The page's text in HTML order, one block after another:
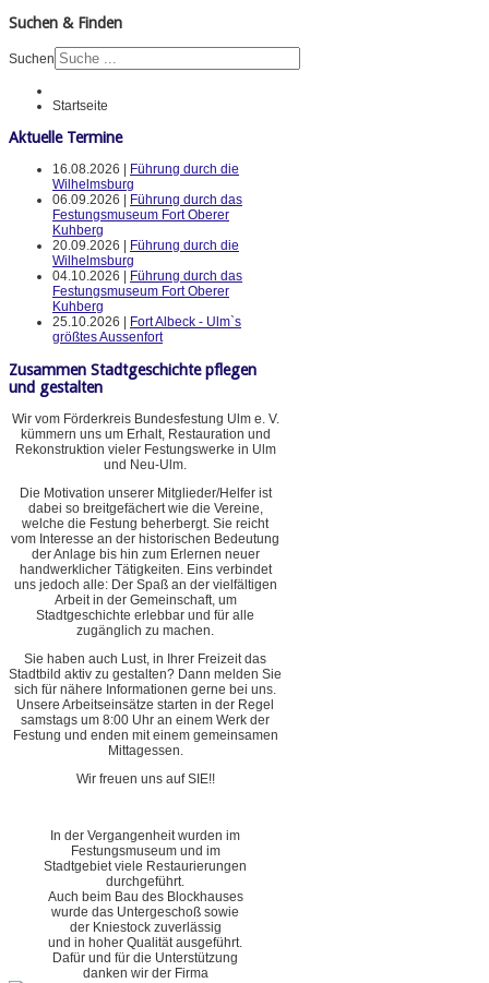
Suchen & Finden
Suchen
Startseite
Aktuelle Termine
16.08.2026 |
Führung durch die
Wilhelmsburg
06.09.2026 |
Führung durch das
Festungsmuseum Fort Oberer
Kuhberg
20.09.2026 |
Führung durch die
Wilhelmsburg
04.10.2026 |
Führung durch das
Festungsmuseum Fort Oberer
Kuhberg
25.10.2026 |
Fort Albeck - Ulm`s
größtes Aussenfort
Zusammen Stadtgeschichte pflegen
und gestalten
Wir vom Förderkreis Bundesfestung Ulm e. V.
kümmern uns um Erhalt, Restauration und
Rekonstruktion vieler Festungswerke in Ulm
und Neu-Ulm.
Die Motivation unserer Mitglieder/Helfer ist
dabei so breitgefächert wie die Vereine,
welche die Festung beherbergt. Sie reicht
vom Interesse an der historischen Bedeutung
der Anlage bis hin zum Erlernen neuer
handwerklicher Tätigkeiten. Eins verbindet
uns jedoch alle: Der Spaß an der vielfältigen
Arbeit in der Gemeinschaft, um
Stadtgeschichte erlebbar und für alle
zugänglich zu machen.
Sie haben auch Lust, in Ihrer Freizeit das
Stadtbild aktiv zu gestalten? Dann melden Sie
sich für nähere Informationen gerne bei uns.
Unsere Arbeitseinsätze starten in der Regel
samstags um 8:00 Uhr an einem Werk der
Festung und enden mit einem gemeinsamen
Mittagessen.
Wir freuen uns auf SIE!!
In der Vergangenheit wurden im
Festungsmuseum und im
Stadtgebiet viele Restaurierungen
durchgeführt.
Auch beim Bau des Blockhauses
wurde das Untergeschoß sowie
der Kniestock zuverlässig
und in hoher Qualität ausgeführt.
Dafür und für die Unterstützung
danken wir der Firma